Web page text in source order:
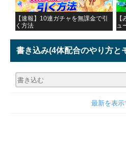
【速報】10連ガチャを無課金で引
く方法
ュ
書き込み(4体配合のやり方と
最新を表示